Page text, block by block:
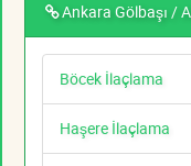
Ankara Gölbaşı /
Böcek İlaçlama
Haşere İlaçlama